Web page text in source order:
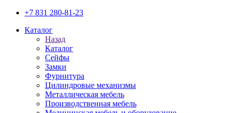
+7 831 280-81-23
Каталог
Назад
Каталог
Сейфы
Замки
Фурнитура
Цилиндровые механизмы
Металлическая мебель
Производственная мебель